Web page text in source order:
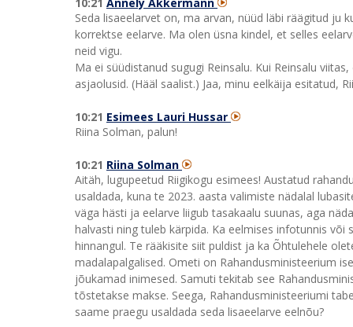
Seda lisaeelarvet on, ma arvan, nüüd läbi räägitud ju
korrektse eelarve. Ma olen üsna kindel, et selles
neid vigu.
Ma ei süüdistanud sugugi Reinsalu. Kui Reinsalu
asjaolusid. (Hääl saalist.) Jaa, minu eelkäija esitatud,
10:21 Esimees Lauri Hussar
Riina Solman, palun!
10:21 Riina Solman
Aitäh, lugupeetud Riigikogu esimees! Austatud
usaldada, kuna te 2023. aasta valimiste nädalal
väga hästi ja eelarve liigub tasakaalu suunas, aga
halvasti ning tuleb kärpida. Ka eelmises infotunnis või
hinnangul. Te rääkisite siit puldist ja ka Õhtulehele
madalapalgalised. Ometi on Rahandusministeerium
jõukamad inimesed. Samuti tekitab see
tõstetakse makse. Seega, Rahandusministeeriumi
saame praegu usaldada seda lisaeelarve eelnõu?